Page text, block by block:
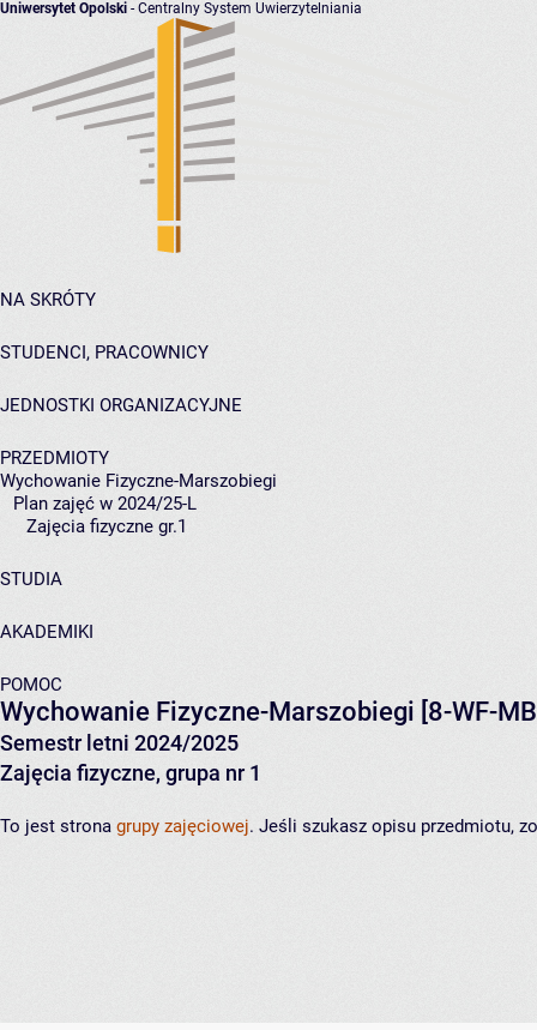
Uniwersytet Opolski - Centralny System Uwierzytelniania
NA SKRÓTY
STUDENCI, PRACOWNICY
JEDNOSTKI ORGANIZACYJNE
PRZEDMIOTY
Wychowanie Fizyczne-Marszobiegi
Plan zajęć w 2024/25-L
Zajęcia fizyczne gr.1
STUDIA
AKADEMIKI
POMOC
Wychowanie Fizyczne-Marszobiegi [8-WF-
Semestr letni 2024/2025
Zajęcia fizyczne, grupa nr 1
To jest strona grupy zajęciowej. Jeśli szukasz opisu przedmiotu,